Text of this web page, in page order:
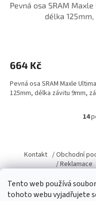
Tento web používá
tohoto webu vyjadřujete
Pevná osa SRAM
délka
664 Kč
Pevná osa SRAM Maxle
125mm, délka závitu 9mm,
14
a
Kontakt / Obchodní
/ Reklamace